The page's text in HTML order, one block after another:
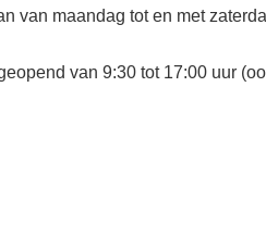
van maandag tot en met
van 9:30 tot 17:00 uur